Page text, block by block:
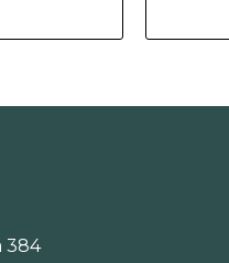
384